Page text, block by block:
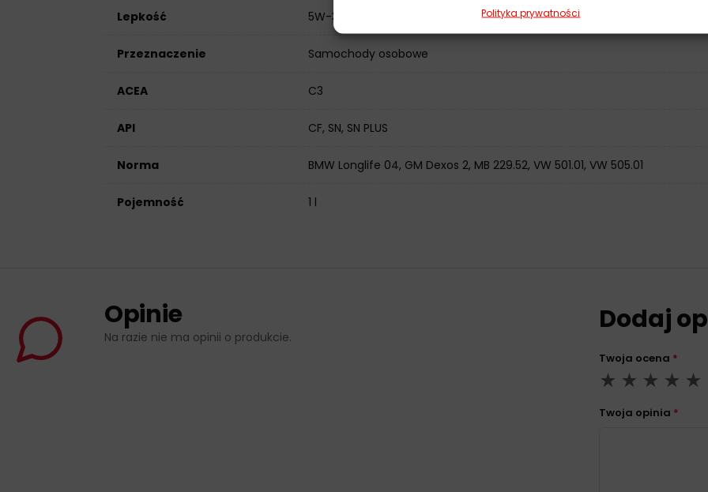
Polityka prywatności
Lepkość 5W-30
Przeznaczenie Samochody osobowe
ACEA C3
API CF, SN, SN PLUS
Norma BMW Longlife 04, GM Dexos 2, MB 229.52, VW 501.01, VW 505.01
Pojemność 1 l
Opinie
Na razie nie ma opinii o produkcie.
Dodaj
Twoja ocena *
Twoja opinia *